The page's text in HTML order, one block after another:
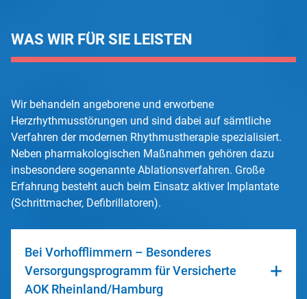
WAS WIR FÜR SIE LEISTEN
Wir behandeln angeborene und erworbene
Herzrhythmusstörungen und sind dabei auf sämtliche
Verfahren der modernen Rhythmustherapie spezialisiert.
Neben pharmakologischen Maßnahmen gehören dazu
insbesondere sogenannte Ablationsverfahren. Große
Erfahrung besteht auch beim Einsatz aktiver Implantate
(Schrittmacher, Defibrillatoren).
Bei Vorhofflimmern – Besonderes
Versorgungsprogramm für Versicherte
AOK Rheinland/Hamburg